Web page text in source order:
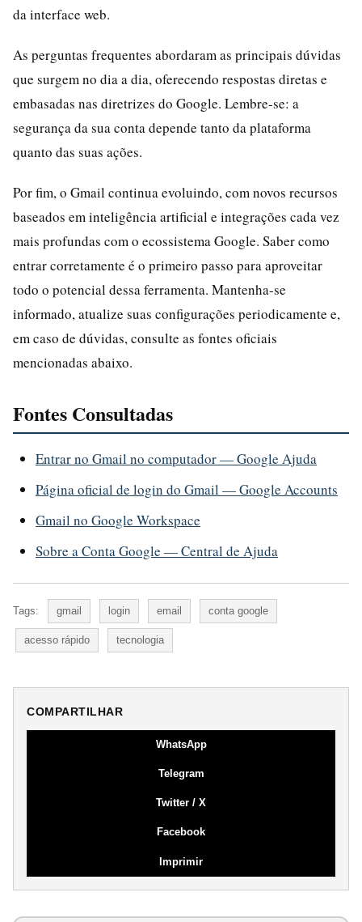
da interface web.
As perguntas frequentes abordaram as principais dúvidas
que surgem no dia a dia, oferecendo respostas diretas e
embasadas nas diretrizes do Google. Lembre-se: a
segurança da sua conta depende tanto da plataforma
quanto das suas ações.
Por fim, o Gmail continua evoluindo, com novos recursos
baseados em inteligência artificial e integrações cada vez
mais profundas com o ecossistema Google. Saber como
entrar corretamente é o primeiro passo para aproveitar
todo o potencial dessa ferramenta. Mantenha-se
informado, atualize suas configurações periodicamente e,
em caso de dúvidas, consulte as fontes oficiais
mencionadas abaixo.
Fontes Consultadas
Entrar no Gmail no computador — Google Ajuda
Página oficial de login do Gmail — Google Accounts
Gmail no Google Workspace
Sobre a Conta Google — Central de Ajuda
Tags: gmail login email conta google
acesso rápido tecnologia
COMPARTILHAR
WhatsApp
Telegram
Twitter / X
Facebook
Imprimir